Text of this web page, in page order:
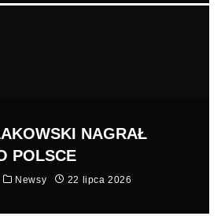
NAGRAŁ
POLSCE
Newsy 22 lipca 2026